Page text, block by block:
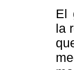
El
la